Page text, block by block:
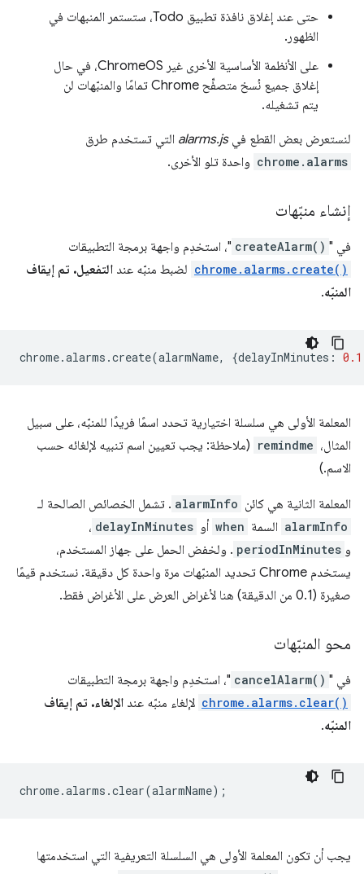
حتى عند إغلاق نافذة تطبيق Todo، ستستمر المنبهات في
الظهور.
على الأنظمة الأساسية الأخرى غير ChromeOS، في حال
إغلاق جميع نُسخ متصفِّح Chrome تمامًا والمنبّهات لن
يتم تشغيله.
لنستعرض بعض القطع فيalarms.js التي تستخدم طرق
chrome.alarms واحدة تلو الأخرى.
إنشاء منبّهات
في " createAlarm() "، استخدِم واجهة برمجة التطبيقات
chrome.alarms.create() لضبط منبّه عند التفعيل. تم إيقاف
المنبّه.
chrome.alarms .create(alarmName, {delayInMinutes : 0.1
المعلمة الأولى هي سلسلة اختيارية تحدد اسمًا فريدًا للمنبّه، على سبيل
المثال، remindme (ملاحظة: يجب تعيين اسم تنبيه لإلغائه حسب
الاسم.)
المعلمة الثانية هي كائن alarmInfo . تشمل الخصائص الصالحة لـ
alarmInfo السمة when أو delayInMinutes ،
و periodInMinutes . ولخفض الحمل على جهاز المستخدم،
يستخدم Chrome تحديد المنبّهات مرة واحدة كل دقيقة. نستخدم قيمًا
صغيرة (0.1 من الدقيقة) هنا لأغراض العرض على الأغراض فقط.
محو المنبّهات
في " cancelAlarm() "، استخدِم واجهة برمجة التطبيقات
chrome.alarms.clear() لإلغاء منبّه عند الإلغاء. تم إيقاف
المنبّه.
chrome.alarms .clear(alarmName);
يجب أن تكون المعلمة الأولى هي السلسلة التعريفية التي استخدمتها